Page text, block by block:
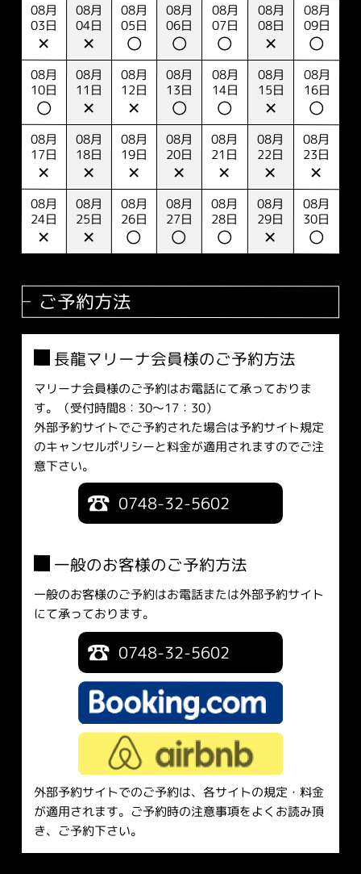
08月
03日
✕
08月
04日
✕
08月
05日
〇
08月
06日
〇
08月
07日
〇
08月
08日
✕
08月
09日
〇
08月
10日
〇
08月
11日
✕
08月
12日
✕
08月
13日
〇
08月
14日
〇
08月
15日
✕
08月
16日
〇
08月
17日
✕
08月
18日
✕
08月
19日
✕
08月
20日
✕
08月
21日
✕
08月
22日
✕
08月
23日
✕
08月
24日
✕
08月
25日
✕
08月
26日
〇
08月
27日
〇
08月
28日
〇
08月
29日
✕
08月
30日
〇
ご予約方法
長龍マリーナ会員様のご予約方法
マリーナ会員様のご予約はお電話にて承っておりま
す。（受付時間8：30～17：30）
外部予約サイトでご予約された場合は予約サイト規定
のキャンセルポリシーと料金が適用されますのでご注
意下さい。
0748-32-5602
一般のお客様のご予約方法
一般のお客様のご予約はお電話または外部予約サイト
にて承っております。
0748-32-5602
外部予約サイトでのご予約は、各サイトの規定・料金
が適用されます。ご予約時の注意事項をよくお読み頂
き、ご予約下さい。